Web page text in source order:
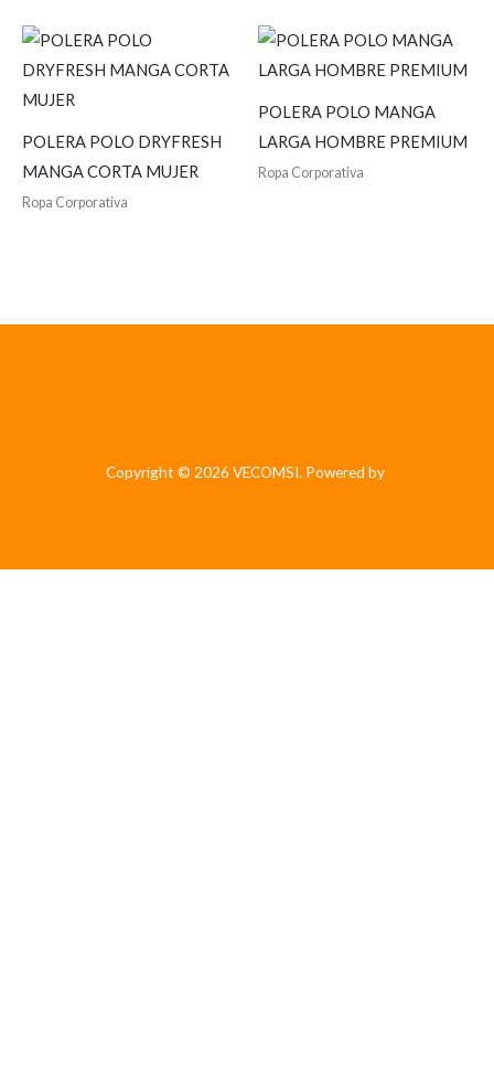
POLERA POLO DRYFRESH
MANGA CORTA MUJER
Ropa Corporativa
POLERA POLO MANGA
LARGA HOMBRE PREMIUM
Ropa Corporativa
Copyright © 2026 VECOMSI. Powered by